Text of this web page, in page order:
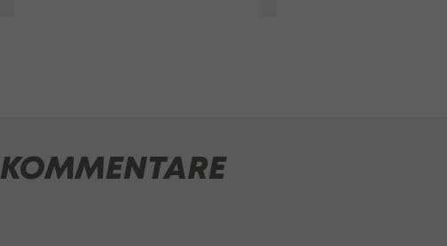
KOMMENTARE